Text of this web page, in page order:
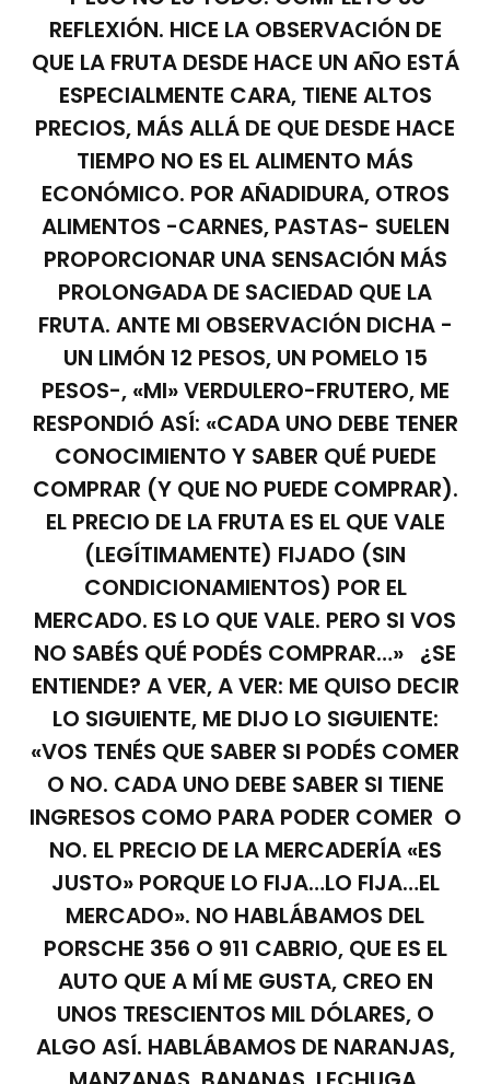
REFLEXIÓN. HICE LA OBSERVACIÓN DE
QUE LA FRUTA DESDE HACE UN AÑO ESTÁ
ESPECIALMENTE CARA, TIENE ALTOS
PRECIOS, MÁS ALLÁ DE QUE DESDE HACE
TIEMPO NO ES EL ALIMENTO MÁS
ECONÓMICO. POR AÑADIDURA, OTROS
ALIMENTOS -CARNES, PASTAS- SUELEN
PROPORCIONAR UNA SENSACIÓN MÁS
PROLONGADA DE SACIEDAD QUE LA
FRUTA. ANTE MI OBSERVACIÓN DICHA -
UN LIMÓN 12 PESOS, UN POMELO 15
PESOS-, «MI» VERDULERO-FRUTERO, ME
RESPONDIÓ ASÍ: «CADA UNO DEBE TENER
CONOCIMIENTO Y SABER QUÉ PUEDE
COMPRAR (Y QUE NO PUEDE COMPRAR).
EL PRECIO DE LA FRUTA ES EL QUE VALE
(LEGÍTIMAMENTE) FIJADO (SIN
CONDICIONAMIENTOS) POR EL
MERCADO. ES LO QUE VALE. PERO SI VOS
NO SABÉS QUÉ PODÉS COMPRAR…» ¿SE
ENTIENDE? A VER, A VER: ME QUISO DECIR
LO SIGUIENTE, ME DIJO LO SIGUIENTE:
«VOS TENÉS QUE SABER SI PODÉS COMER
O NO. CADA UNO DEBE SABER SI TIENE
INGRESOS COMO PARA PODER COMER O
NO. EL PRECIO DE LA MERCADERÍA «ES
JUSTO» PORQUE LO FIJA…LO FIJA…EL
MERCADO». NO HABLÁBAMOS DEL
PORSCHE 356 O 911 CABRIO, QUE ES EL
AUTO QUE A MÍ ME GUSTA, CREO EN
UNOS TRESCIENTOS MIL DÓLARES, O
ALGO ASÍ. HABLÁBAMOS DE NARANJAS,